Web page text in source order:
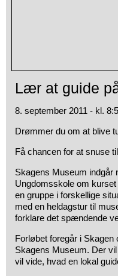
Lær at guide
8. september 2011 - kl.
Drømmer du om at blive
Få chancen for at snuse
Skagens Museum indgår
Ungdomsskole om
en gruppe i forskellige
med en heldagstur til
forklare det spændende
Forløbet foregår i
Skagens Museum. Der
vil vide, hvad en lokal